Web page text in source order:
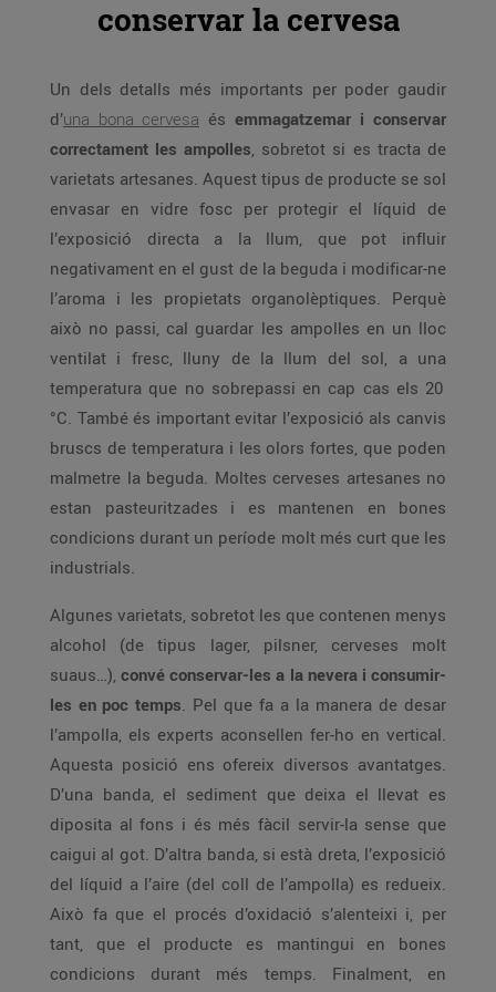
conservar la cervesa
Un dels detalls més importants per poder gaudir
d’una bona cervesa és emmagatzemar i conservar
correctament les ampolles, sobretot si es tracta de
varietats artesanes. Aquest tipus de producte se sol
envasar en vidre fosc per protegir el líquid de
l’exposició directa a la llum, que pot influir
negativament en el gust de la beguda i modificar-ne
l’aroma i les propietats organolèptiques. Perquè
això no passi, cal guardar les ampolles en un lloc
ventilat i fresc, lluny de la llum del sol, a una
temperatura que no sobrepassi en cap cas els 20
°C. També és important evitar l’exposició als canvis
bruscs de temperatura i les olors fortes, que poden
malmetre la beguda. Moltes cerveses artesanes no
estan pasteuritzades i es mantenen en bones
condicions durant un període molt més curt que les
industrials.
Algunes varietats, sobretot les que contenen menys
alcohol (de tipus lager, pilsner, cerveses molt
suaus…), convé conservar-les a la nevera i consumir-
les en poc temps. Pel que fa a la manera de desar
l’ampolla, els experts aconsellen fer-ho en vertical.
Aquesta posició ens ofereix diversos avantatges.
D’una banda, el sediment que deixa el llevat es
diposita al fons i és més fàcil servir-la sense que
caigui al got. D’altra banda, si està dreta, l’exposició
del líquid a l’aire (del coll de l’ampolla) es redueix.
Això fa que el procés d’oxidació s’alenteixi i, per
tant, que el producte es mantingui en bones
condicions durant més temps. Finalment, en